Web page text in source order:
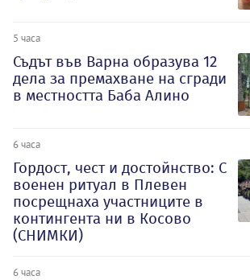
5 часа
Съдът във Варна образува 12
дела за премахване на сгради
в местността Баба Алино
6 часа
Гордост, чест и достойнство: С
военен ритуал в Плевен
посрещнаха участниците в
контингента ни в Косово
(СНИМКИ)
6 часа